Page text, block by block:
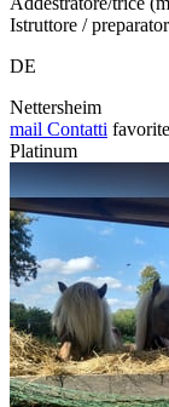
Istruttore /
DE
Nettersheim
mail Contatti favorite
Platinum